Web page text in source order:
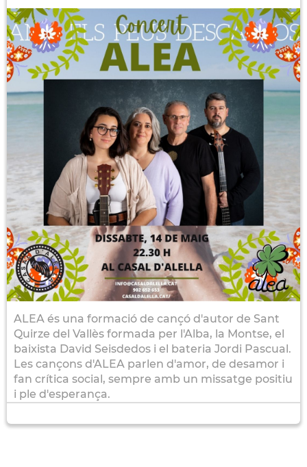
ALEA és una formació de cançó d'autor de Sant
Quirze del Vallès formada per l'Alba, la Montse, el
baixista David Seisdedos i el bateria Jordi Pascual.
Les cançons d'ALEA parlen d'amor, de desamor i
fan crítica social, sempre amb un missatge positiu
i ple d'esperança.